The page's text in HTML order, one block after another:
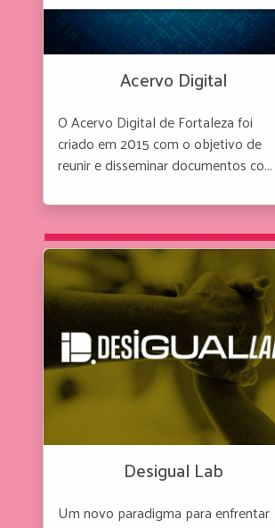
Acervo Digital
O Acervo Digital de Fortaleza foi
criado em 2015 com o objetivo de
reunir e disseminar documentos co...
Desigual Lab
Um novo paradigma para enfrentar